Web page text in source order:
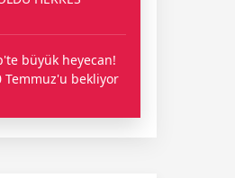
büyük heyecan!
Temmuz'u bekliyor